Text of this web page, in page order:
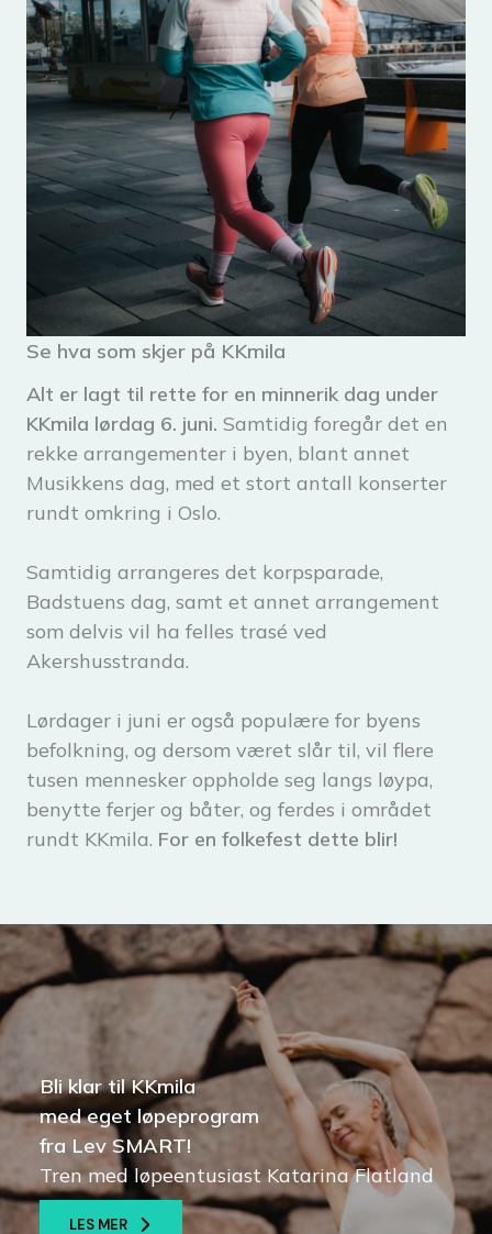
Se hva som skjer på KKmila
Alt er lagt til rette for en minnerik dag under
KKmila lørdag 6. juni. Samtidig foregår det en
rekke arrangementer i byen, blant annet
Musikkens dag, med et stort antall konserter
rundt omkring i Oslo.
Samtidig arrangeres det korpsparade,
Badstuens dag, samt et annet arrangement
som delvis vil ha felles trasé ved
Akershusstranda.
Lørdager i juni er også populære for byens
befolkning, og dersom været slår til, vil flere
tusen mennesker oppholde seg langs løypa,
benytte ferjer og båter, og ferdes i området
rundt KKmila. For en folkefest dette blir!
Bli klar til KKmila
med eget løpeprogram
fra Lev SMART!
Tren med løpeentusiast Katarina Flatland
LES MER